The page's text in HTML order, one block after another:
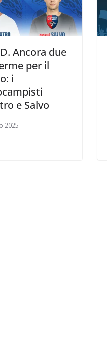
D. Ancora due
per il
i
e Salvo
2025